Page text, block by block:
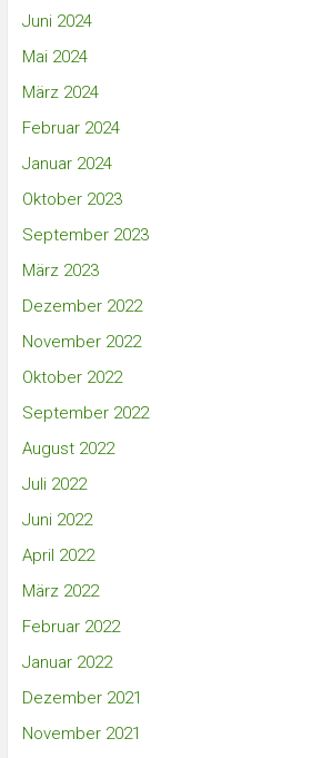
Juni 2024
Mai 2024
März 2024
Februar 2024
Januar 2024
Oktober 2023
September 2023
März 2023
Dezember 2022
November 2022
Oktober 2022
September 2022
August 2022
Juli 2022
Juni 2022
April 2022
März 2022
Februar 2022
Januar 2022
Dezember 2021
November 2021